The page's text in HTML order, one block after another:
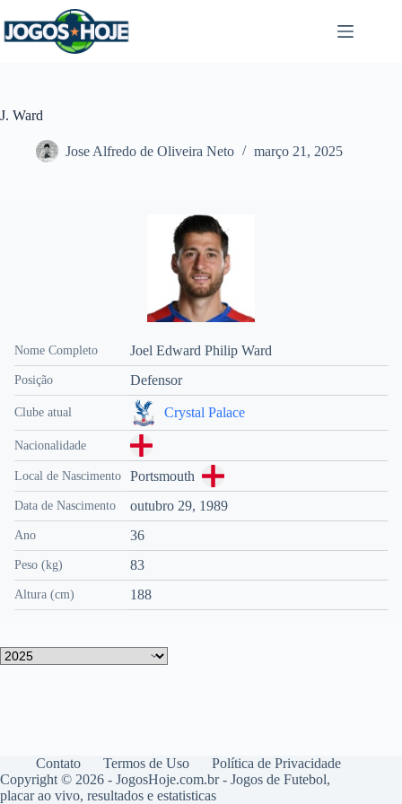
para
o
J. Ward
Jose Alfredo de Oliveira Neto março 21, 2025
Nome Completo Joel Edward Philip Ward
Posição Defensor
Clube atual Crystal Palace
Nacionalidade
Local de Nascimento Portsmouth
Data de Nascimento outubro 29, 1989
Ano 36
Peso (kg) 83
Altura (cm) 188
Contato Termos de Uso
Política de Privacidade
Copyright © 2026 - JogosHoje.com.br - Jogos de Futebol,
placar ao vivo, resultados e estatisticas